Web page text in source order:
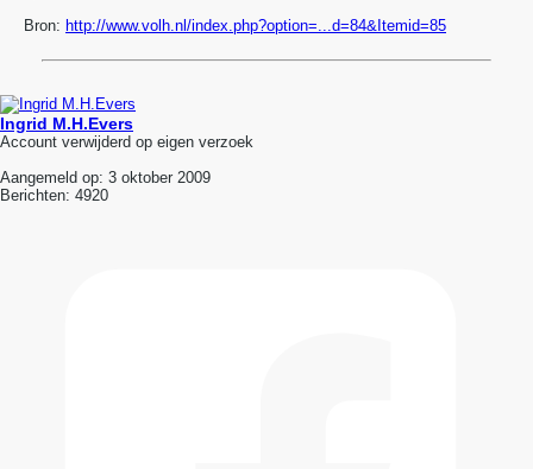
Bron: http://www.volh.nl/index.php?option=...d=84&Itemid=85
Ingrid M.H.Evers
Account verwijderd op eigen verzoek
Aangemeld op: 3 oktober 2009
Berichten: 4920